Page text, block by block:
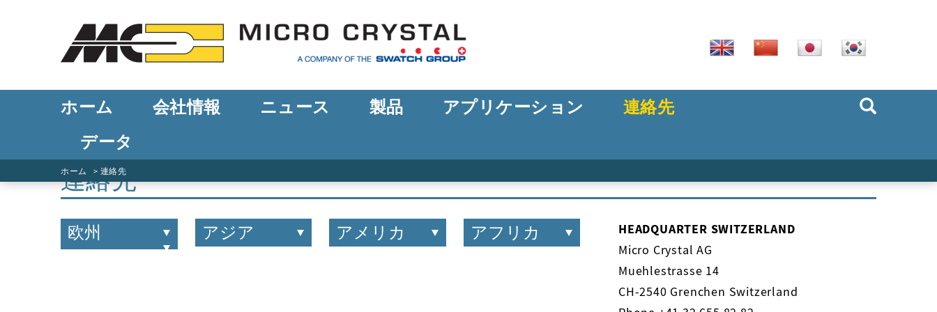
ホーム 会社情報 ニュース 製品 アプリケーション
連絡先
データ
ホーム 連絡先
連絡先
欧州 アジア アメリカ アフリカ
HEADQUARTER SWITZERLAND
Micro Crystal AG
Muehlestrasse 14
CH-2540 Grenchen Switzerland